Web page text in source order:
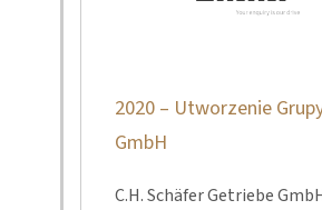
2020 – Utworzenie
GmbH
C.H. Schäfer Getriebe